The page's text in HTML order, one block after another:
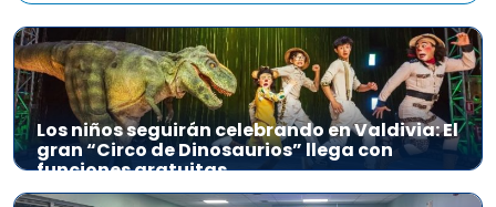
Los niños seguirán celebrando en Valdivia: El
gran “Circo de Dinosaurios” llega con
funciones gratuitas